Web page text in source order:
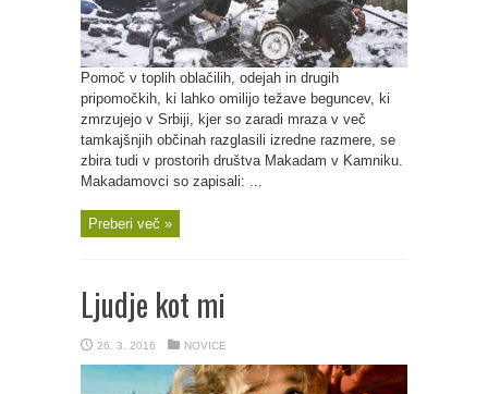
Pomoč v toplih oblačilih, odejah in drugih
pripomočkih, ki lahko omilijo težave beguncev, ki
zmrzujejo v Srbiji, kjer so zaradi mraza v več
tamkajšnjih občinah razglasili izredne razmere, se
zbira tudi v prostorih društva Makadam v Kamniku.
Makadamovci so zapisali: ...
Preberi več »
Ljudje kot mi
26. 3. 2016 NOVICE